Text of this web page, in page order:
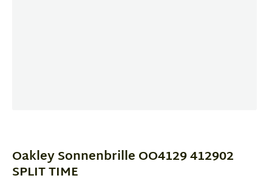
1
Oakley Sonnenbrille OO4129 412902
SPLIT TIME